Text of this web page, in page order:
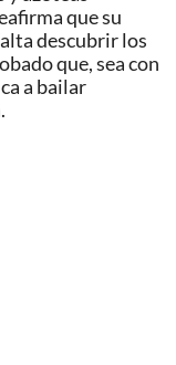
que su
descubrir los
que, sea con
a bailar